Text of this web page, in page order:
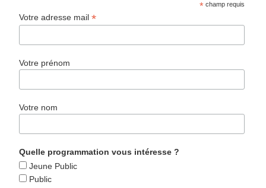
* champ requis
Votre adresse mail*
Votre prénom
Votre nom
Quelle programmation vous intéresse ?
Jeune Public
Public